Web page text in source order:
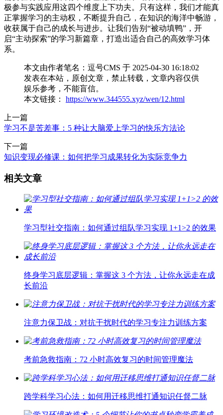
极参与实践应用这四个维度上下功夫。只有这样，我们才能真
正掌握学习的主动权，不断提升自己，在知识的海洋中畅游，
收获属于自己的成长与进步。让我们告别“被动填鸭”，开
启“主动探索”的学习新篇章，打造出适合自己的高效学习体
系。
本文由作者笔名：逗号CMS 于 2025-04-30 16:18:02
发表在本站，原创文章，禁止转载，文章内容仅供
娱乐参考，不能盲信。
本文链接： https://www.344555.xyz/wen/12.html
上一篇
学习不是苦差事：5 种让大脑爱上学习的快乐方法论
下一篇
知识变现必修课：如何把学习成果转化为实际竞争力
相关文章
学习型社交指南：如何通过组队学习实现 1+1>2 的效果
终身学习底层逻辑：掌握这 3 个方法，让你永远走在成
长前沿
注意力保卫战：对抗干扰时代的学习专注力训练方案
考前急救指南：72 小时高效复习的时间管理魔法
跨学科学习心法：如何用迁移思维打通知识任督二脉